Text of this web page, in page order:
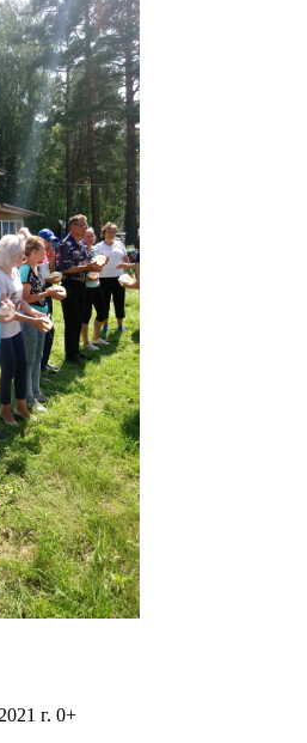
2021 г. 0+